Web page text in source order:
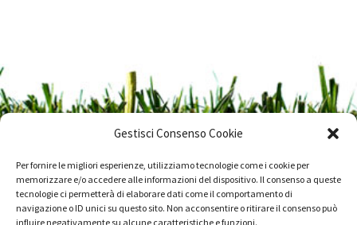
Gestisci Consenso Cookie
Per fornire le migliori esperienze, utilizziamo tecnologie come i cookie per
memorizzare e/o accedere alle informazioni del dispositivo. Il consenso a queste
tecnologie ci permetterà di elaborare dati come il comportamento di
navigazione o ID unici su questo sito. Non acconsentire o ritirare il consenso può
influire negativamente su alcune caratteristiche e funzioni.